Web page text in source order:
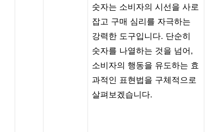
숫자는 소비자의 시선을 사로
잡고 구매 심리를 자극하는
강력한 도구입니다. 단순히
숫자를 나열하는 것을 넘어,
소비자의 행동을 유도하는 효
과적인 표현법을 구체적으로
살펴보겠습니다.